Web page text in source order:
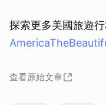
探索更多美國旅遊
查看原始文章